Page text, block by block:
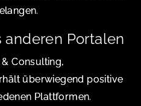
Portalen
Consulting,
überwiegend positive
Plattformen.